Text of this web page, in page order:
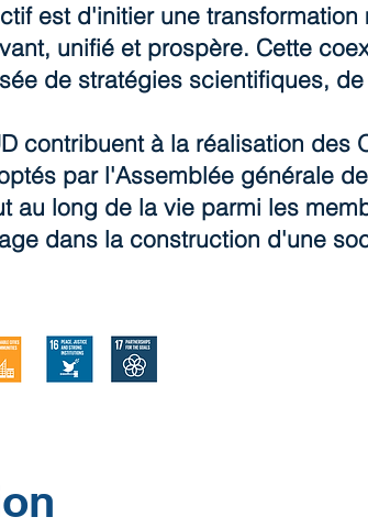
est d'initier une
unifié et prospère. Cette
de stratégies scientifiques,
contribuent à la réalisation des
par l'Assemblée générale
au long de la vie parmi les
dans la construction d'une